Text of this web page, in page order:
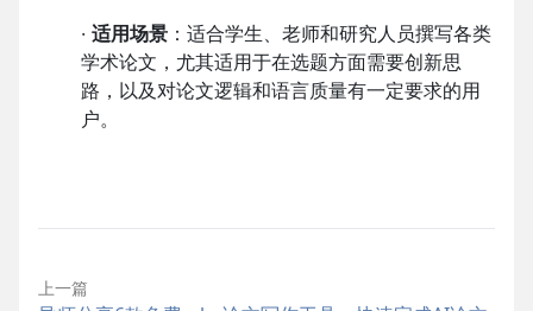
· 适用场景 ：适合学生、老师和研究人员撰写各类
学术论文，尤其适用于在选题方面需要创新思
路，以及对论文逻辑和语言质量有一定要求的用
户。
上一篇